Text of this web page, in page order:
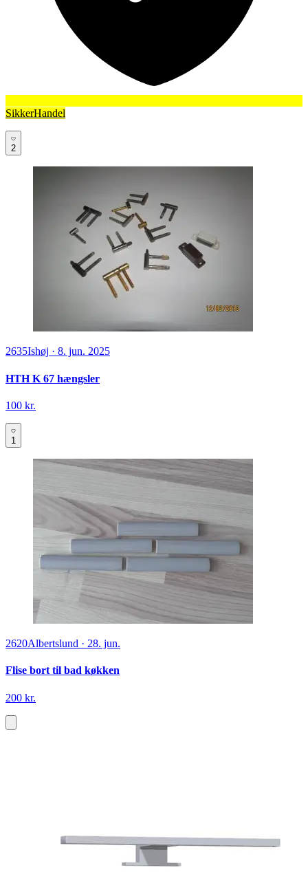
SikkerHandel
2
2635Ishøj · 8. jun. 2025
HTH K 67 hængsler
100 kr.
1
2620Albertslund · 28. jun.
Flise bort til bad køkken
200 kr.